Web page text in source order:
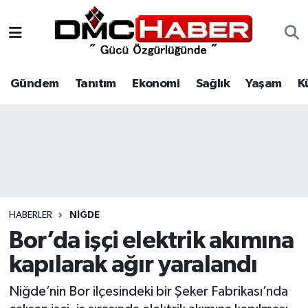
Gündem Tanıtım Ekonomi Sağlık Yaşam
HABERLER NIĞDE
Bor’da işçi elektrik akımına
kapılarak ağır yaralandı
Niğde’nin Bor ilçesindeki bir Şeker Fabrikası’nda
Tanıtım
Spor
Siyaset
Nöbetçi Eczaneler
Hava Durumu
Haber Arşivi